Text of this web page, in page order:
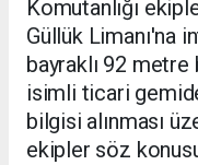
Komutanlığı
Güllük Limanı'na
bayraklı 92 metre
isimli ticari
bilgisi alınması
ekipler söz